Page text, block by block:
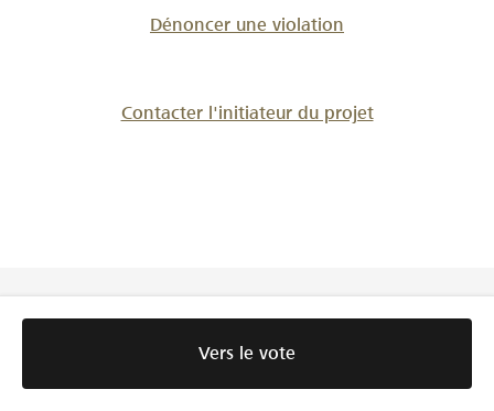
Dénoncer une violation
Contacter l'initiateur du projet
Vers le vote